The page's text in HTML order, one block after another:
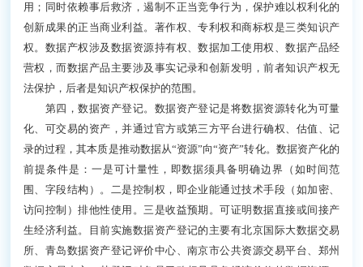
用；同时依赖事后救济，遏制不正当竞争行为，保护难以权利化的
创新成果的正当商业利益。著作权、专利权和商标权是三类知识产
权。数据产权涉及数据资源持有权、数据加工使用权、数据产品经
营权，而数据产品主要涉及事实记录和创新发明，前者知识产权无
法保护，后者是知识产权保护的范围。
第四，数据资产登记。数据资产登记是将数据资源转化为可量
化、可交易的资产，并通过官方或第三方平台进行确权、估值、记
录的过程，其本质是推动数据从“资源”向“资产”转化。数据资产化的
前提条件是：一是可计量性，即数据须具备明确边界（如时间范
围、字段结构）。二是控制权，即企业能通过技术手段（如加密、
访问控制）排他性使用。三是收益预期。可证明数据直接或间接产
生经济利益。目前实施数据资产登记的主要有北京国际大数据交易
所、青岛数据资产登记评价中心、南京市公共资源交易平台、郑州